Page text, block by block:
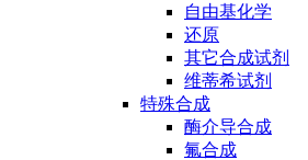
自由基化学
还原
其它合成试剂
维蒂希试剂
特殊合成
酶介导合成
氟合成